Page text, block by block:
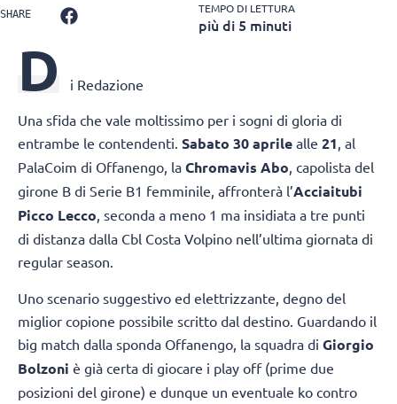
SHARE TEMPO DI LETTURA
più di 5 minuti
D i Redazione
Una sfida che vale moltissimo per i sogni di gloria di
entrambe le contendenti. Sabato 30 aprile alle 21, al
PalaCoim di Offanengo, la Chromavis Abo, capolista del
girone B di Serie B1 femminile, affronterà l’Acciaitubi
Picco Lecco, seconda a meno 1 ma insidiata a tre punti
di distanza dalla Cbl Costa Volpino nell’ultima giornata di
regular season.
Uno scenario suggestivo ed elettrizzante, degno del
miglior copione possibile scritto dal destino. Guardando il
big match dalla sponda Offanengo, la squadra di Giorgio
Bolzoni è già certa di giocare i play off (prime due
posizioni del girone) e dunque un eventuale ko contro